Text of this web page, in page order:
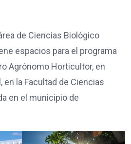
de Ciencias Biológico
espacios para el programa
Agrónomo Horticultor, en
en la Facultad de Ciencias
en el municipio de